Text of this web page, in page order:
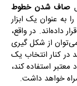
صاف شدن خطوط
به‌ عنوان یک ابزار
داده‌اند. در واقع،
از شکل‌ گیری
در کنار انتخاب یک
معتبر استفاده کند،
خواهد داشت.